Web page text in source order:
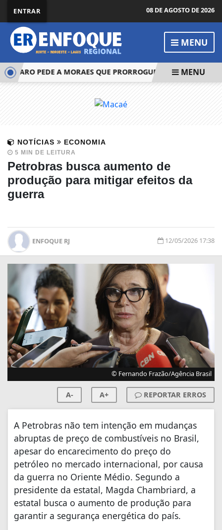
ENTRAR 08 DE AGOSTO DE 2026
MENU
PEDE A MORAES QUE PRORROGUE PRISÃOMENU
NOTÍCIAS ECONOMIA
5 MIN DE LEITURA
Petrobras busca aumento de
produção para mitigar efeitos da
guerra
ENFOQUE RJ 12/05/2026 17:38
© Fernando Frazão/Agência Brasil
A- A+ REPORTAR ERROS
A Petrobras não tem intenção em mudanças
abruptas de preço de combustíveis no Brasil,
apesar do encarecimento do preço do
petróleo no mercado internacional, por causa
da guerra no Oriente Médio. Segundo a
presidente da estatal, Magda Chambriard, a
estatal busca o aumento de produção para
garantir a segurança energética do país.